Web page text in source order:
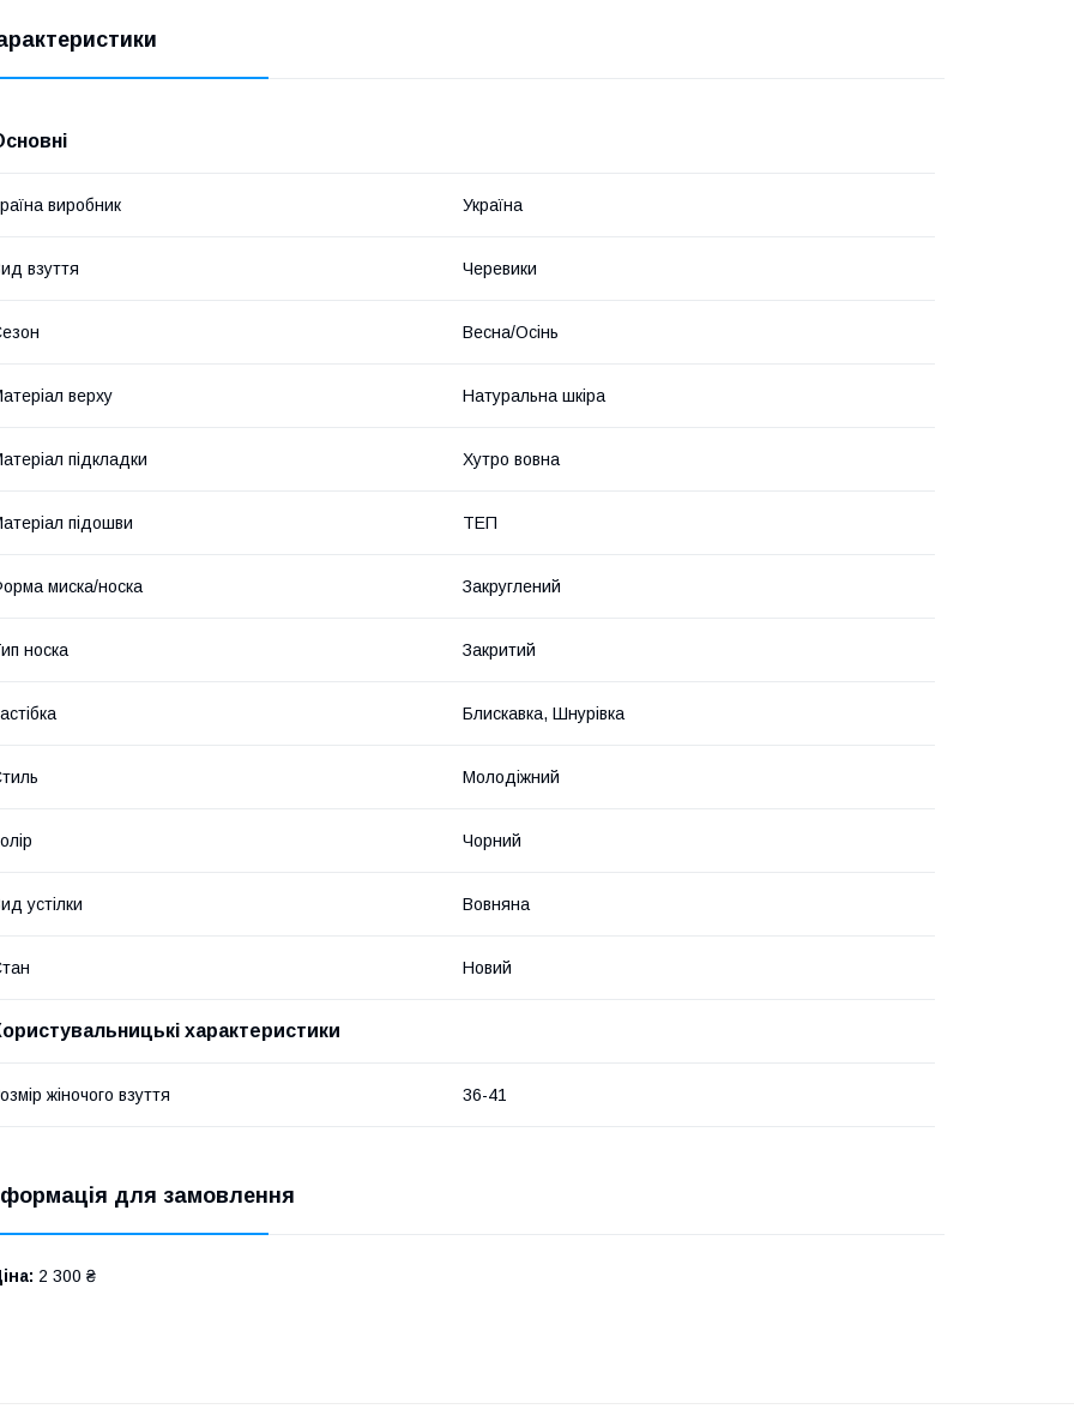
виробник Україна
взуття Черевики
Весна/Осінь
верху Натуральна шкіра
підкладки Хутро вовна
підошви ТЕП
миска/носка Закруглений
носка Закритий
Блискавка, Шнурівка
Молодіжний
Чорний
устілки Вовняна
Новий
характеристики
жіночого взуття 36-41
для замовлення
2 300 ₴